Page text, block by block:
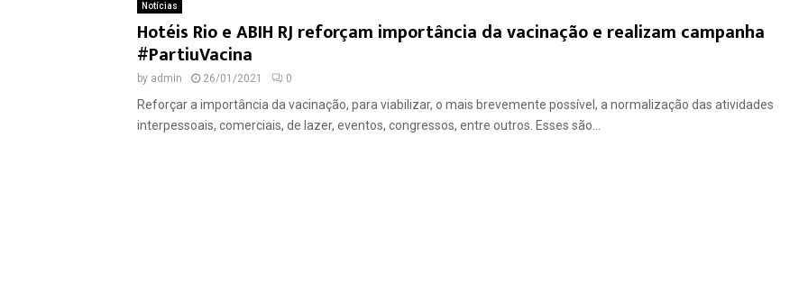
Notícias
Hotéis Rio e ABIH RJ reforçam importância da vacinação e realizam campanha
#PartiuVacina
by admin 26/01/2021 0
Reforçar a importância da vacinação, para viabilizar, o mais brevemente possível, a normalização das atividades
interpessoais, comerciais, de lazer, eventos, congressos, entre outros. Esses são...